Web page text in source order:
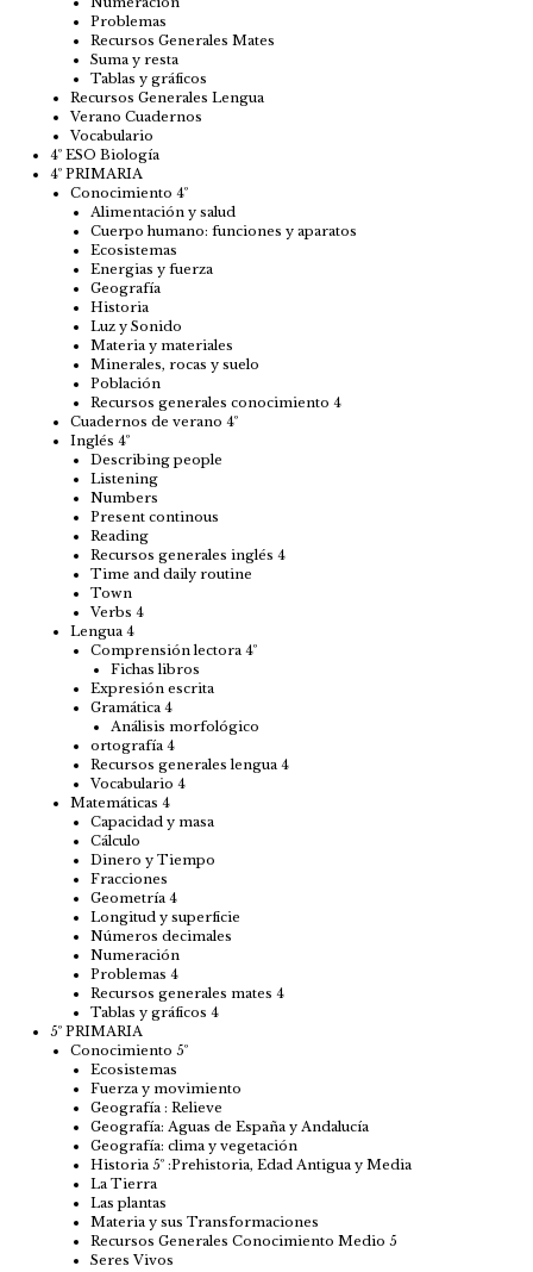
Problemas
Recursos Generales Mates
Suma y resta
Tablas y gráficos
Recursos Generales Lengua
Verano Cuadernos
Vocabulario
4º ESO Biología
4º PRIMARIA
Conocimiento 4º
Alimentación y salud
Cuerpo humano: funciones y aparatos
Ecosistemas
Energias y fuerza
Geografía
Historia
Luz y Sonido
Materia y materiales
Minerales, rocas y suelo
Población
Recursos generales conocimiento 4
Cuadernos de verano 4º
Inglés 4º
Describing people
Listening
Numbers
Present continous
Reading
Recursos generales inglés 4
Time and daily routine
Town
Verbs 4
Lengua 4
Comprensión lectora 4º
Fichas libros
Expresión escrita
Gramática 4
Análisis morfológico
ortografía 4
Recursos generales lengua 4
Vocabulario 4
Matemáticas 4
Capacidad y masa
Cálculo
Dinero y Tiempo
Fracciones
Geometría 4
Longitud y superficie
Números decimales
Numeración
Problemas 4
Recursos generales mates 4
Tablas y gráficos 4
5º PRIMARIA
Conocimiento 5º
Ecosistemas
Fuerza y movimiento
Geografía : Relieve
Geografía: Aguas de España y Andalucía
Geografía: clima y vegetación
Historia 5º :Prehistoria, Edad Antigua y Media
La Tierra
Las plantas
Materia y sus Transformaciones
Recursos Generales Conocimiento Medio 5
Seres Vivos